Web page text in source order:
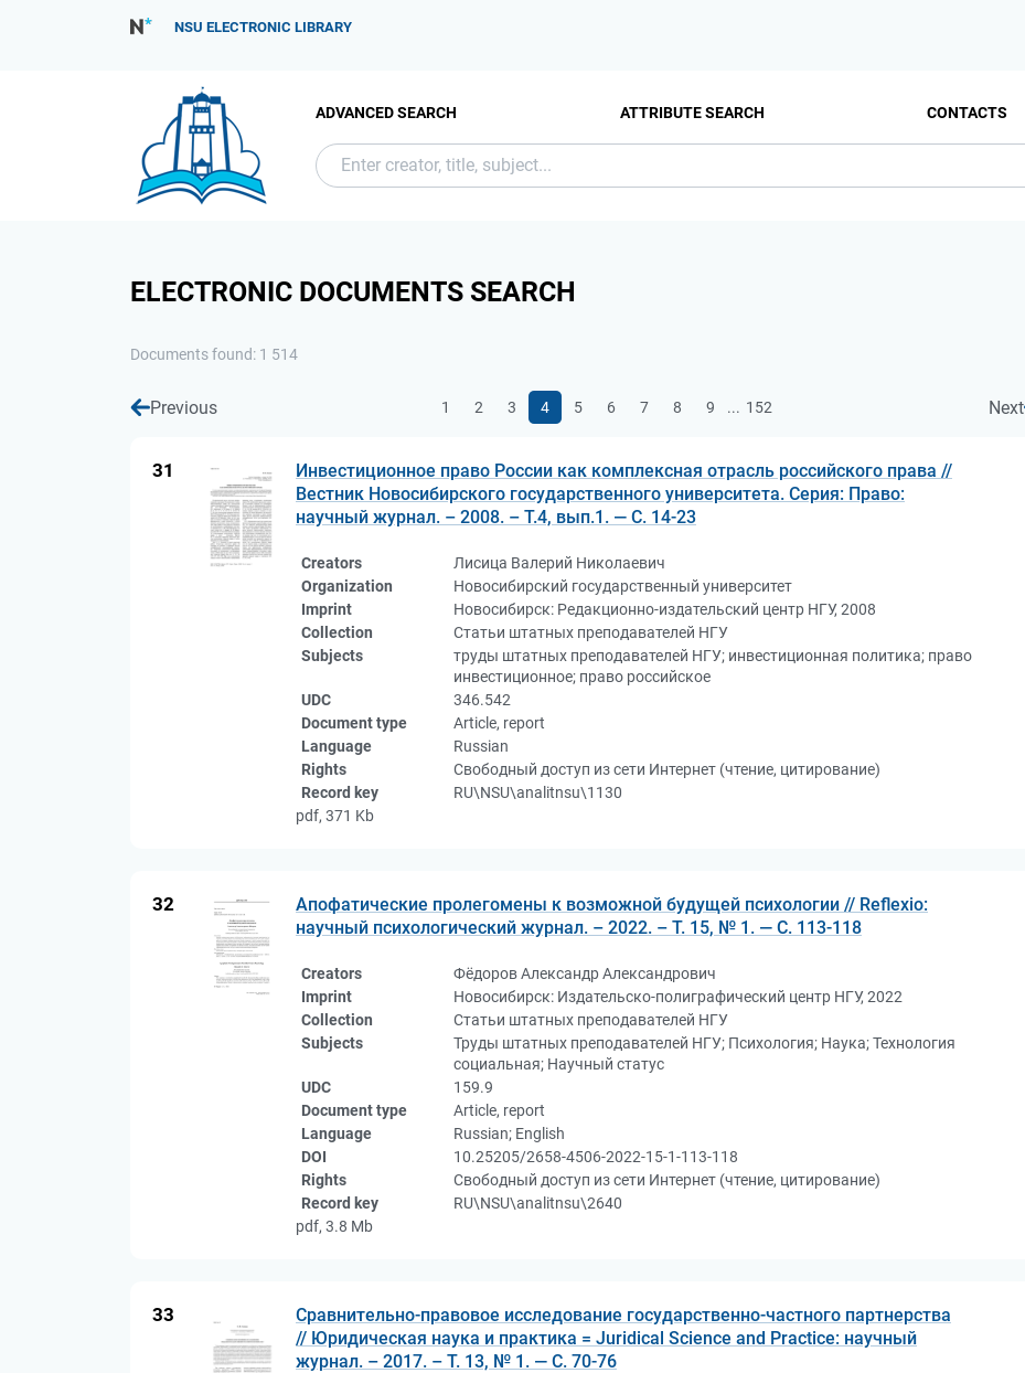
NSU ELECTRONIC LIBRARY
ADVANCED SEARCH ATTRIBUTE SEARCH CONTACTS
ELECTRONIC DOCUMENTS SEARCH
Documents found: 1 514
Previous 1 2 3 4 5 6 7 8 9 ... 152 Next
31
Инвестиционное право России как комплексная отрасль российского права //
Вестник Новосибирского государственного университета. Серия: Право:
научный журнал. – 2008. – Т.4, вып.1. — С. 14-23
Creators
Лисица Валерий Николаевич
Organization
Новосибирский государственный университет
Imprint
Новосибирск: Редакционно-издательский центр НГУ, 2008
Collection
Статьи штатных преподавателей НГУ
Subjects
труды штатных преподавателей НГУ; инвестиционная политика; право
инвестиционное; право российское
UDC
346.542
Document type
Article, report
Language
Russian
Rights
Свободный доступ из сети Интернет (чтение, цитирование)
Record key
RU\NSU\analitnsu\1130
pdf, 371 Kb
32
Апофатические пролегомены к возможной будущей психологии // Reflexio:
научный психологический журнал. – 2022. – Т. 15, № 1. — С. 113-118
Creators
Фёдоров Александр Александрович
Imprint
Новосибирск: Издательско-полиграфический центр НГУ, 2022
Collection
Статьи штатных преподавателей НГУ
Subjects
Труды штатных преподавателей НГУ; Психология; Наука; Технология
социальная; Научный статус
UDC
159.9
Document type
Article, report
Language
Russian; English
DOI
10.25205/2658-4506-2022-15-1-113-118
Rights
Свободный доступ из сети Интернет (чтение, цитирование)
Record key
RU\NSU\analitnsu\2640
pdf, 3.8 Mb
33
Сравнительно-правовое исследование государственно-частного партнерства
// Юридическая наука и практика = Juridical Science and Practice: научный
журнал. – 2017. – Т. 13, № 1. — С. 70-76